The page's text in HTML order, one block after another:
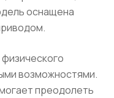
оснащена
возможностями.
преодолеть